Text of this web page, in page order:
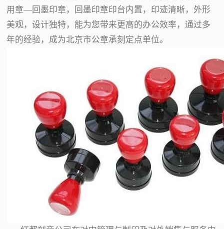
用章—回墨印章，回墨印章印台内置，印迹清晰，外形
美观，设计独特，能为您带来更高的办公效率，通过多
年的经验，成为北京市公章承刻定点单位。